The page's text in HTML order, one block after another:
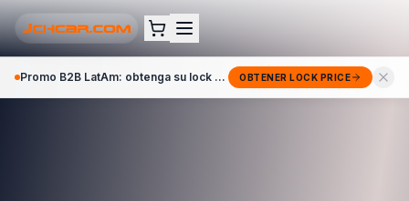
Promo B2B LatAm: obtenga su lock price 72h → OBTENER LOCK PRICE